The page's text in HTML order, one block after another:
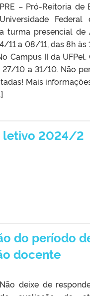
PRE – Pró-Reitoria de
Universidade
turma presencial de
11 a 08/11, das 8h às
Campus II da
27/10 a 31/10. Não
Mais
letivo 2024/2
do período
docente
Não deixe de